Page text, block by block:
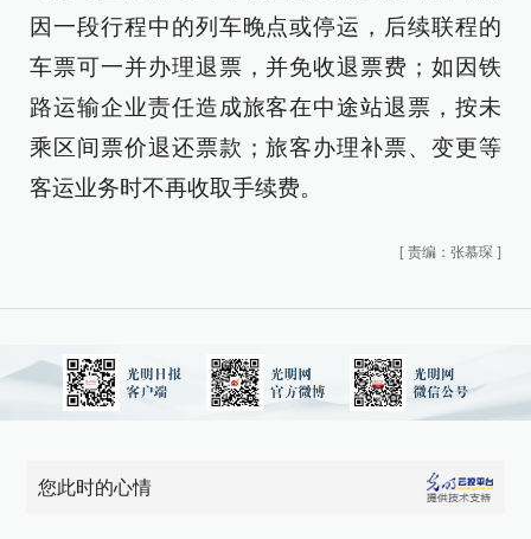
因一段行程中的列车晚点或停运，后续联程的
车票可一并办理退票，并免收退票费；如因铁
路运输企业责任造成旅客在中途站退票，按未
乘区间票价退还票款；旅客办理补票、变更等
客运业务时不再收取手续费。
[ 责编：张慕琛 ]
您此时的心情